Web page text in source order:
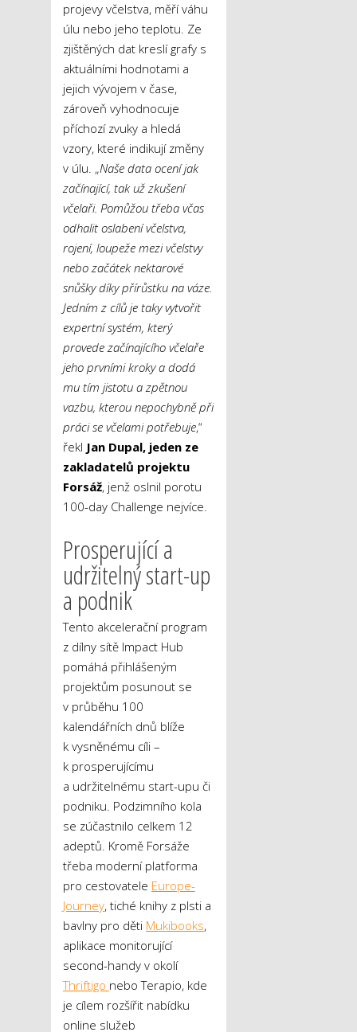
projevy včelstva, měří váhu
úlu nebo jeho teplotu. Ze
zjištěných dat kreslí grafy s
aktuálními hodnotami a
jejich vývojem v čase,
zároveň vyhodnocuje
příchozí zvuky a hledá
vzory, které indikují změny
v úlu. „Naše data ocení jak
začínající, tak už zkušení
včelaři. Pomůžou třeba včas
odhalit oslabení včelstva,
rojení, loupeže mezi včelstvy
nebo začátek nektarové
snůšky díky přírůstku na váze.
Jedním z cílů je taky vytvořit
expertní systém, který
provede začínajícího včelaře
jeho prvními kroky a dodá
mu tím jistotu a zpětnou
vazbu, kterou nepochybně při
práci se včelami potřebuje,“
řekl Jan Dupal, jeden ze
zakladatelů projektu
Forsáž, jenž oslnil porotu
100-day Challenge nejvíce.
Prosperující a
udržitelný start-up
a podnik
Tento akcelerační program
z dílny sítě Impact Hub
pomáhá přihlášeným
projektům posunout se
v průběhu 100
kalendářních dnů blíže
k vysněnému cíli –
k prosperujícímu
a udržitelnému start-upu či
podniku. Podzimního kola
se zúčastnilo celkem 12
adeptů. Kromě Forsáže
třeba moderní platforma
pro cestovatele Europe-
Journey, tiché knihy z plsti a
bavlny pro děti Mukibooks,
aplikace monitorující
second-handy v okolí
Thriftigo nebo Terapio, kde
je cílem rozšířit nabídku
online služeb